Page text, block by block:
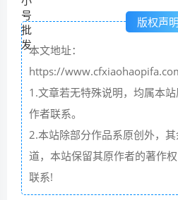
版权声明
本文地址：
https://
1.文章若无特殊说明，均属本
作者联系。
2.本站除部分作品系原创外，
道，本站保留其原作者的著作
联系!